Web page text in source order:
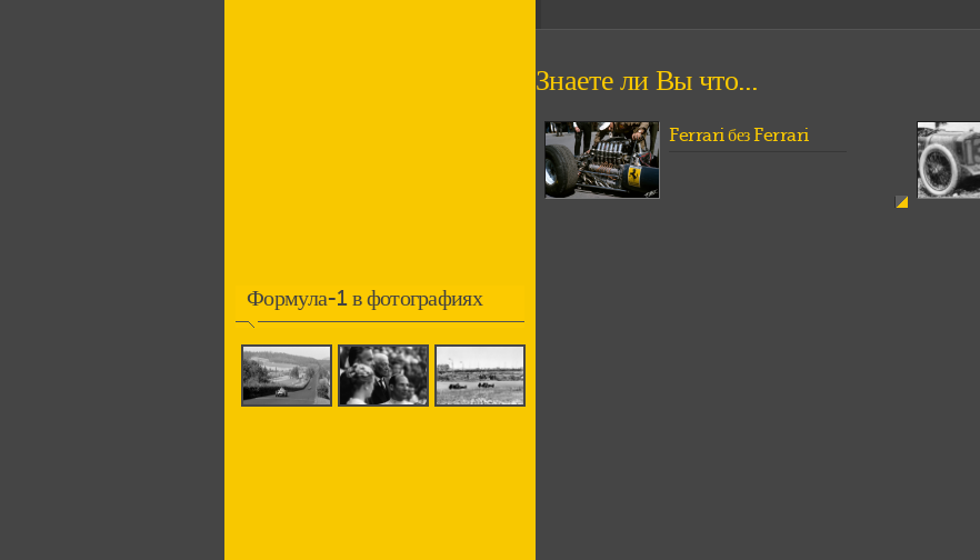
Формула-1 в фотографиях
Знаете ли Вы что...
Ferrari без Ferrari